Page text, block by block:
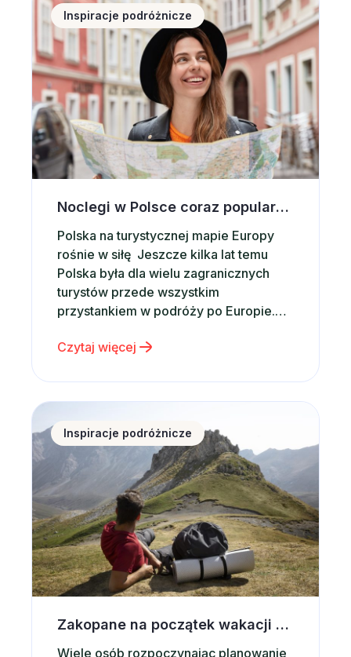
Inspiracje podróżnicze
Noclegi w Polsce coraz popularniejsze wśród zagranicznych turystów. Co przyciąga ich do naszego kraju?
Polska na turystycznej mapie Europy
rośnie w siłę Jeszcze kilka lat temu
Polska była dla wielu zagranicznych
turystów przede wszystkim
przystankiem w podróży po Europie.
celem wakacyjnych wyjazdów.
2025 roku Polskę odwiedziło 21,4 mln
turystów zagranicznych, czyli o
około 9% więcej niż rok wcześniej. Co
więcej, tempo…
Czytaj więcej
Zakopane na początek wakacji – dlaczego warto
Inspiracje podróżnicze
Zakopane na początek wakacji – dlaczego warto wybrać noclegi w górach?
Wiele osób rozpoczynając planowanie